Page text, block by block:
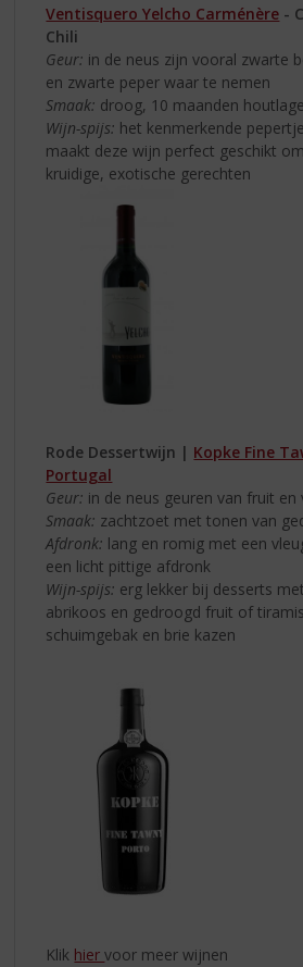
Ventisquero Yelcho Carménère -
Chili
Geur: in de neus zijn vooral zwarte
en zwarte peper waar te nemen
Smaak: droog, 10 maanden
Wijn-spijs: het kenmerkende
maakt deze wijn perfect geschikt
kruidige, exotische gerechten
Rode Dessertwijn | Kopke Fine
Portugal
Geur: in de neus geuren van fruit en
Smaak: zachtzoet met tonen van
Afdronk: lang en romig met een
een licht pittige afdronk
Wijn-spijs: erg lekker bij desserts
abrikoos en gedroogd fruit of
schuimgebak en brie kazen
Klik hiervoor meer wijnen